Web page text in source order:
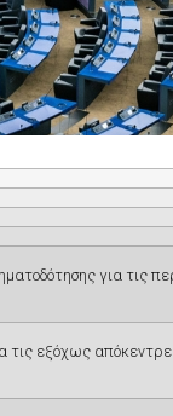
για τις
τις εξόχως